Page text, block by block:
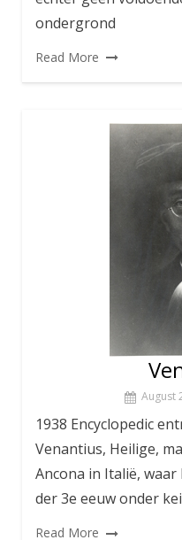
ondergrond
Read More
August
1938 Encyclopedic
Venantius, Heilige,
Ancona in Italië,
der 3e eeuw onder
Read More